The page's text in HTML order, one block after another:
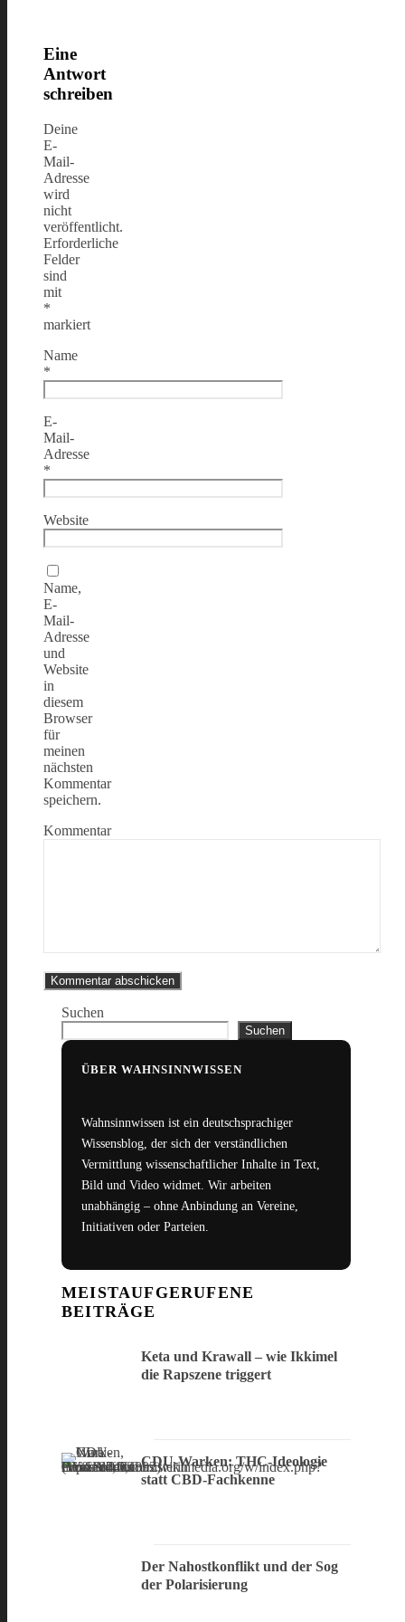
Eine
Antwort
schreiben
Deine
E-
Mail-
Adresse
wird
nicht
veröffentlicht.
Erforderliche
Felder
sind
mit
*
markiert
Name
*
E-
Mail-
Adresse
*
Website
Name,
E-
Mail-
Adresse
und
Website
in
diesem
Browser
für
meinen
nächsten
Kommentar
speichern.
Kommentar
Suchen
Suchen
ÜBER WAHNSINNWISSEN
Wahnsinnwissen ist ein deutschsprachiger
Wissensblog, der sich der verständlichen
Vermittlung wissenschaftlicher Inhalte in Text,
Bild und Video widmet. Wir arbeiten
unabhängig – ohne Anbindung an Vereine,
Initiativen oder Parteien.
MEISTAUFGERUFENE
BEITRÄGE
Keta und Krawall – wie Ikkimel
die Rapszene triggert
CDU-Warken: THC-Ideologie
statt CBD-Fachkenne
Der Nahostkonflikt und der Sog
der Polarisierung